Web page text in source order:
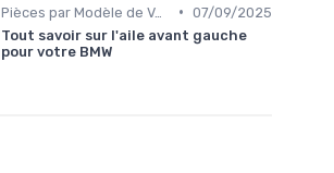
Pièces par Modèle de Voiture • 07/09/2025
Tout savoir sur l'aile avant gauche
pour votre BMW